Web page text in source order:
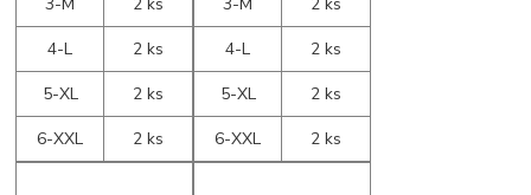
4-L
2 ks
5-XL
2 ks
6-XXL
2 ks
4-L
2 ks
5-XL
2 ks
6-XXL
2 ks